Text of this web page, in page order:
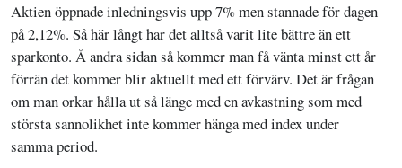
Aktien öppnade inledningsvis upp 7% men stannade för dagen
på 2,12%. Så här långt har det alltså varit lite bättre än ett
sparkonto. Å andra sidan så kommer man få vänta minst ett år
förrän det kommer blir aktuellt med ett förvärv. Det är frågan
om man orkar hålla ut så länge med en avkastning som med
största sannolikhet inte kommer hänga med index under
samma period.